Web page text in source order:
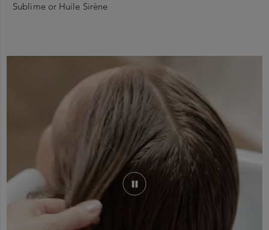
Sublime or Huile Sirène
godt. Spray i håret, og lad sidde i uden at skylle
UV-filter.
trænger dybt ind i håret
og giver uovertruffen fugt
: hjælper med at holde fugt ude, mindsker, at håret
knækker, samt beskytter håret mod ydre skader.
absorberer UV-stråler og mindsker deres virkning
på hårfiberen.
aqua / water
isopropyl myristate
“
Ryst grundigt, så formlen med to faser blandes
godt. Spray i håret, og lad sidde i uden at skylle
ud.
”
kræves ingen særlige forholdsregler.